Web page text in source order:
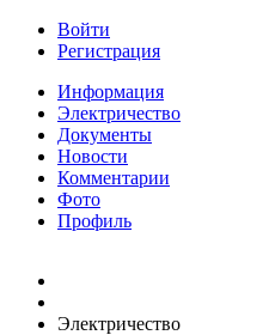
Войти
Регистрация
Информация
Электричество
Документы
Новости
Комментарии
Фото
Профиль
Электричество